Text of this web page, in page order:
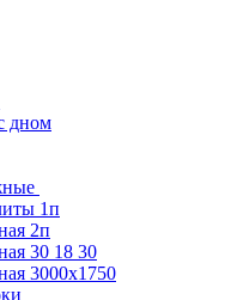
дном
1п
2п
30 18 30
3000х1750